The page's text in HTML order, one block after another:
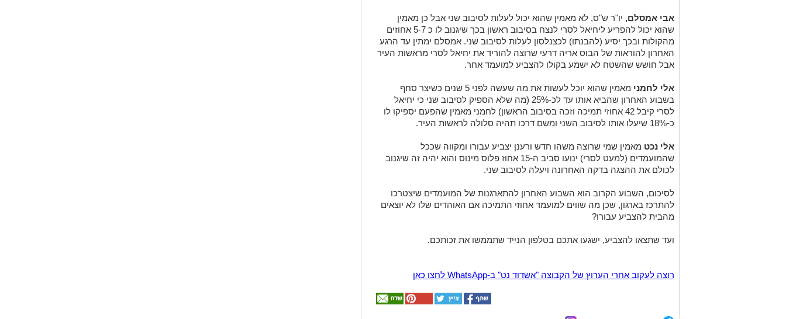
אבי אמסלם, יו"ר ש"ס, לא מאמין שהוא יכול לעלות לסיבוב שני אבל כן מאמין
שהוא יכול להפריע ליחיאל לסרי לנצח בסיבוב ראשון בכך שיגנוב לו כ 5-7 אחוזים
מהקולות ובכך יסיע (להבנתו) לכצנלסון לעלות לסיבוב שני. אמסלם ימתין עד הרגע
האחרון להוראות של הבוס אריה דרעי שרוצה להוריד את יחיאל לסרי מראשות העיר
אבל חושש שהשטח לא ישמע בקולו להצביע למועמד אחר.
אלי לחמני
מאמין שהוא יוכל לעשות את מה שעשה לפני 5 שנים כשיצר סחף
בשבוע האחרון שהביא אותו עד לכ-25% (מה שלא הספיק לסיבוב שני כי יחיאל
לסרי קיבל 42 אחוזי תמיכה וזכה בסיבוב הראשון) לחמני מאמין שהפעם יספיקו לו
כ-18% שיעלו אותו לסיבוב השני ומשם דרכו תהיה סלולה לראשות העיר.
אלי נכט מאמין שמי שרוצה משהו חדש ורענן יצביע עבורו ומקווה שככל
שהמועמדים (למעט לסרי) ינועו סביב ה-15 אחוז פלוס מינוס והוא יהיה זה שיגנוב
לכולם את ההצגה בדקה האחרונה ויעלה לסיבוב שני.
לסיכום, השבוע הקרוב הוא השבוע האחרון להתארגנות של המועמדים שיצטרכו
להתרכז בארגון, שכן מה שווים למועמד אחוזי התמיכה אם האוהדים שלו לא יוצאים
מהבית להצביע עבורו?
ועד שתצאו להצביע, ישגעו אתכם בטלפון הנייד שתממשו את זכותכם.
רוצה לעקוב אחרי הערוץ של הקבוצה "אשדוד נט" ב-WhatsApp לחצו כאן